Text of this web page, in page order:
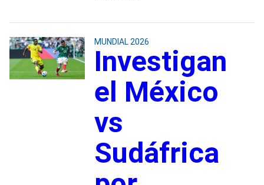
MUNDIAL 2026
Investigan
el México
vs
Sudáfrica